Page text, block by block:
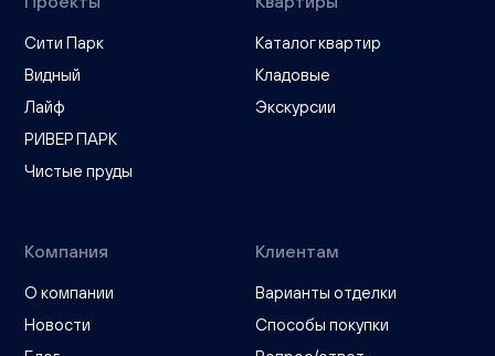
Сити Парк
Видный
Лайф
РИВЕР ПАРК
Чистые пруды
Каталог квартир
Кладовые
Экскурсии
Компания
О компании
Новости
Клиентам
Варианты отделки
Способы покупки